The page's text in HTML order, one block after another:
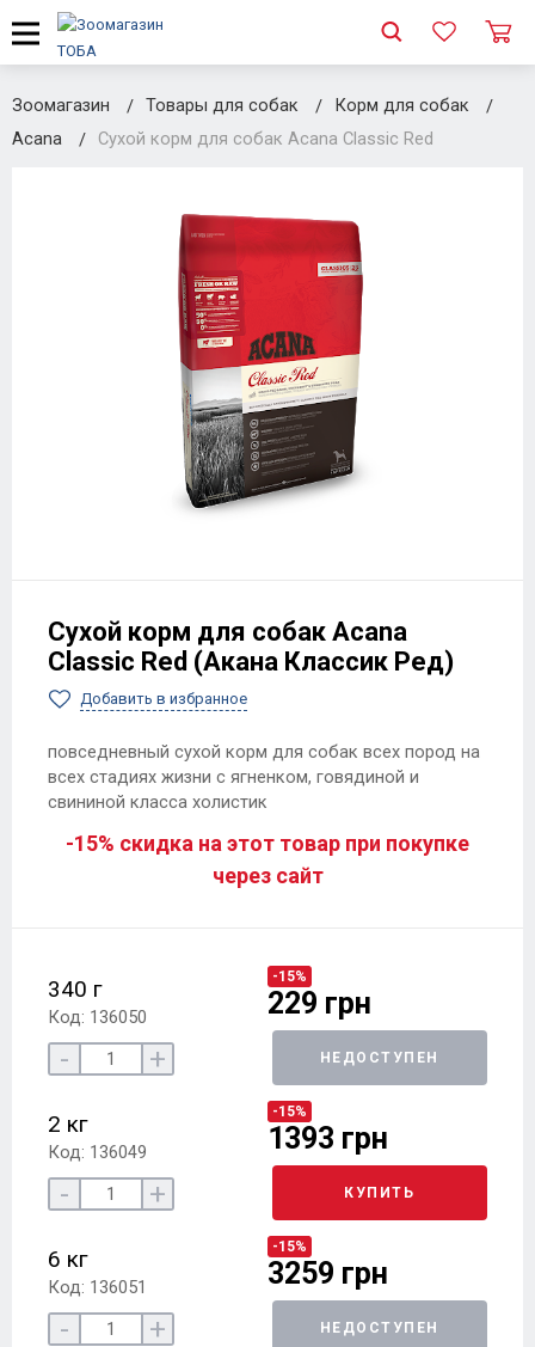
Зоомагазин Товары для собак
Корм для собак
Acana
Сухой корм для собак Acana Classic Red
Сухой корм для собак Acana
Classic Red (Акана Классик Ред)
Добавить в избранное
повседневный сухой корм для собак всех пород на
всех стадиях жизни с ягненком, говядиной и
свининой класса холистик
-15% скидка на этот товар при покупке
через сайт
340 г
Код: 136050
-15%
229 грн
- + НЕДОСТУПЕН
2 кг
Код: 136049
-15%
1393 грн
- + КУПИТЬ
6 кг
Код: 136051
-15%
3259 грн
- + НЕДОСТУПЕН